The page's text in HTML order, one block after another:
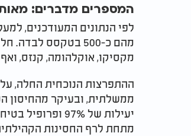
המספרים מדברים:
מהם כ-500 בטקסס
מקסיקו, אוקלהומה, קנזס,
יעילות של 97%
מתחת לרף החסינות הקהילתית -